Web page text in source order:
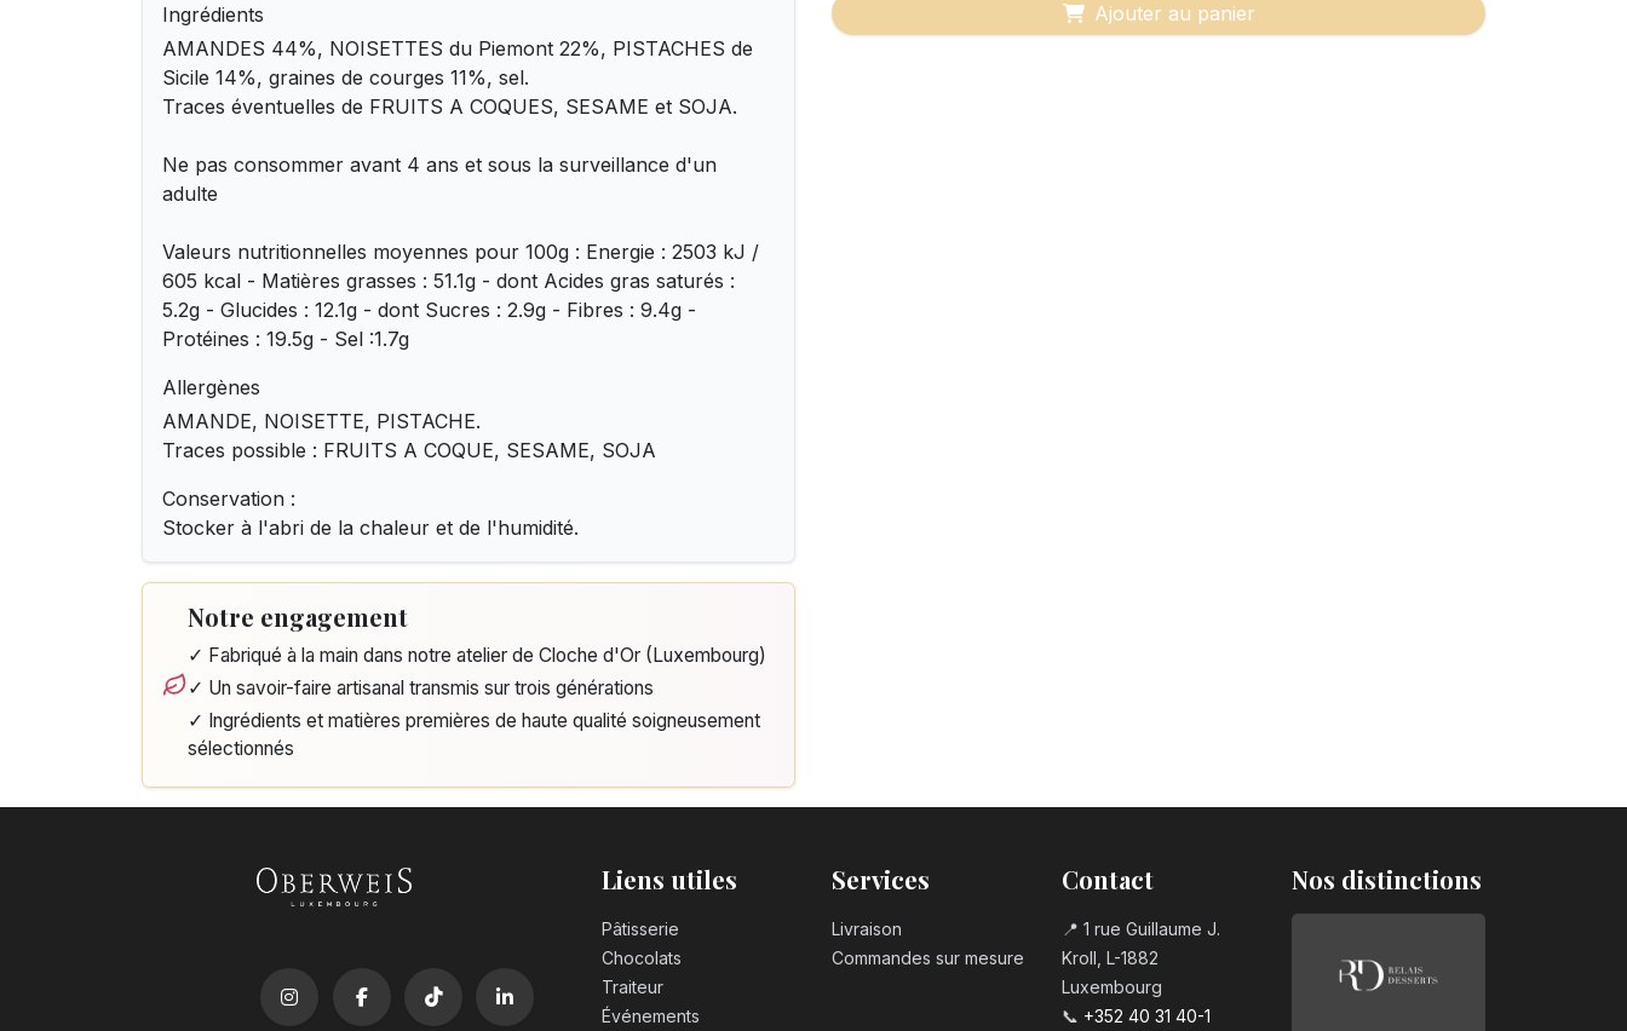
Ingrédients
AMANDES 44%, NOISETTES du Piemont 22%, PISTACHES de
Sicile 14%, graines de courges 11%, sel.
Traces éventuelles de FRUITS A COQUES, SESAME et SOJA.
Ne pas consommer avant 4 ans et sous la surveillance d'un
adulte
Valeurs nutritionnelles moyennes pour 100g : Energie : 2503 kJ /
605 kcal - Matières grasses : 51.1g - dont Acides gras saturés :
5.2g - Glucides : 12.1g - dont Sucres : 2.9g - Fibres : 9.4g -
Protéines : 19.5g - Sel :1.7g
Allergènes
AMANDE, NOISETTE, PISTACHE.
Traces possible : FRUITS A COQUE, SESAME, SOJA
Conservation :
Stocker à l'abri de la chaleur et de l'humidité.
Notre engagement
✓ Fabriqué à la main dans notre atelier de Cloche d'Or (Luxembourg)
✓ Un savoir-faire artisanal transmis sur trois générations
✓ Ingrédients et matières premières de haute qualité soigneusement
sélectionnés
Ajouter au panier
Liens utiles
Pâtisserie
Chocolats
Traiteur
Événements
Services
Livraison
Commandes sur mesure
Contact
📍 1 rue Guillaume J.
Kroll, L-1882
Luxembourg
📞 +352 40 31 40-1
Nos distinctions